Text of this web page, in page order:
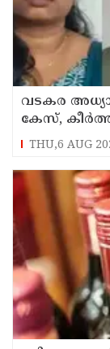
വടകര
കേസ്,
പരിഗണിക്കും
THU,6 AUG